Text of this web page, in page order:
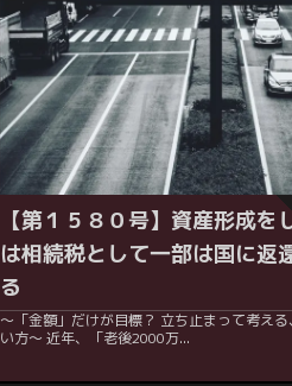
【第１５８０号】資産形成を
は相続税として一部は国に返
る
～「金額」だけが目標？ 立ち止まって考え
い方～ 近年、「老後2000万...